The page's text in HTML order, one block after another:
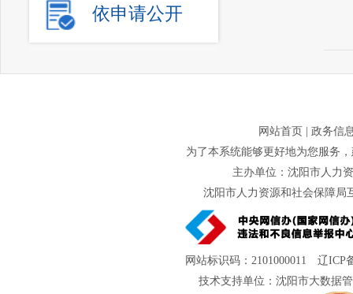
依申请公开
网站首页
政务信
为了本系统能够更好地为您服务
主办单位：沈阳市人力
沈阳市人力资源和社会保障局
网站标识码：2101000011 辽ICP
技术支持单位：沈阳市大数据